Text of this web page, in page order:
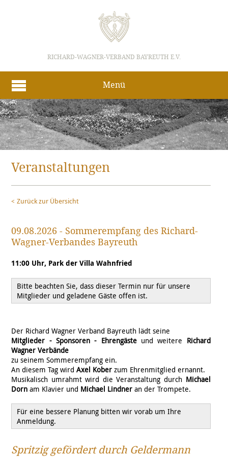
RICHARD-WAGNER-VERBAND BAYREUTH E.V.
Menü
Veranstaltungen
Zurück zur Übersicht
09.08.2026 - Sommerempfang des Richard-
Wagner-Verbandes Bayreuth
11:00 Uhr, Park der Villa Wahnfried
Bitte beachten Sie, dass dieser Termin nur für unsere
Mitglieder und geladene Gäste offen ist.
Der Richard Wagner Verband Bayreuth lädt seine
Mitglieder - Sponsoren - Ehrengäste und weitere Richard
Wagner Verbände
zu seinem Sommerempfang ein.
An diesem Tag wirdAxel Kober zum Ehrenmitglied ernannt.
Musikalisch umrahmt wird die Veranstaltung durch Michael
Dorn am Klavier und Michael Lindner an der Trompete.
Für eine bessere Planung bitten wir vorab um Ihre
Anmeldung.
Spritzig gefördert durch Geldermann